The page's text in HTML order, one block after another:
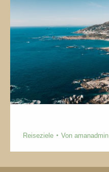
Reiseziele Von amanadmin